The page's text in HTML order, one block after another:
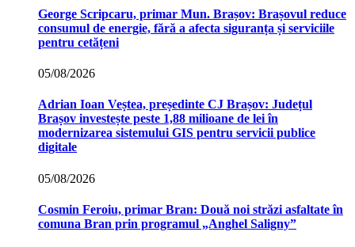
George Scripcaru, primar Mun. Brașov: Brașovul reduce
consumul de energie, fără a afecta siguranța și serviciile
pentru cetățeni
05/08/2026
Adrian Ioan Veștea, președinte CJ Brașov: Județul
Brașov investește peste 1,88 milioane de lei în
modernizarea sistemului GIS pentru servicii publice
digitale
05/08/2026
Cosmin Feroiu, primar Bran: Două noi străzi asfaltate în
comuna Bran prin programul „Anghel Saligny”